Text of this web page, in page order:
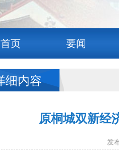
首页 要闻
细内容
原桐城双新经
发